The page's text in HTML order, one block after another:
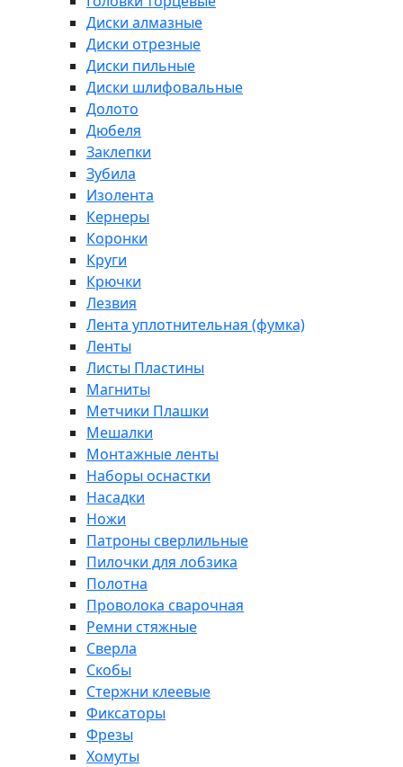
Диски алмазные
Диски отрезные
Диски пильные
Диски шлифовальные
Долото
Дюбеля
Заклепки
Зубила
Изолента
Кернеры
Коронки
Круги
Крючки
Лезвия
Лента уплотнительная (фумка)
Ленты
Листы Пластины
Магниты
Метчики Плашки
Мешалки
Монтажные ленты
Наборы оснастки
Насадки
Ножи
Патроны сверлильные
Пилочки для лобзика
Полотна
Проволока сварочная
Ремни стяжные
Сверла
Скобы
Стержни клеевые
Фиксаторы
Фрезы
Хомуты